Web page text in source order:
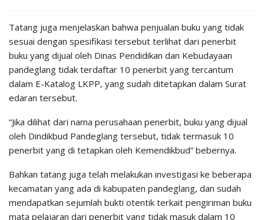
Tatang juga menjelaskan bahwa penjualan buku yang tidak
sesuai dengan spesifikasi tersebut terlihat dari penerbit
buku yang dijual oleh Dinas Pendidikan dan Kebudayaan
pandeglang tidak terdaftar 10 penerbit yang tercantum
dalam E-Katalog LKPP, yang sudah ditetapkan dalam Surat
edaran tersebut.
“Jika dilihat dari nama perusahaan penerbit, buku yang dijual
oleh Dindikbud Pandeglang tersebut, tidak termasuk 10
penerbit yang di tetapkan oleh Kemendikbud” bebernya.
Bahkan tatang juga telah melakukan investigasi ke beberapa
kecamatan yang ada di kabupaten pandeglang, dan sudah
mendapatkan sejumlah bukti otentik terkait pengiriman buku
mata pelajaran dari penerbit yang tidak masuk dalam 10